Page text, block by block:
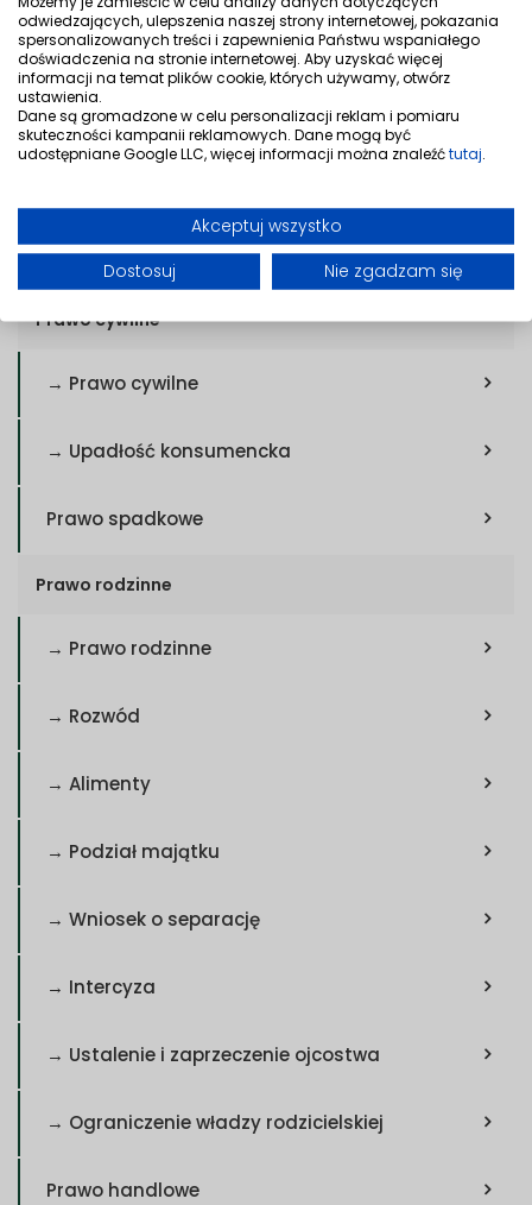
Prawo cywilne
→ Prawo cywilne
→ Upadłość konsumencka
Prawo spadkowe
Prawo rodzinne
→ Prawo rodzinne
→ Rozwód
→ Alimenty
→ Podział majątku
→ Wniosek o separację
→ Intercyza
→ Ustalenie i zaprzeczenie ojcostwa
→ Ograniczenie władzy rodzicielskiej
Prawo handlowe
jednak, żekoszt usługi adwokackiej ustalamy
indywidualnie, biorąc pod uwagę stopień skomplikowania
sprawy oraz czas poświęcony na udzielenie wyczerpującej
odpowiedzi. Więcej informacji udzielimy podczas
bezpośredniegokontaktu– zapytania można składać
odwiedzających, ulepszenia naszej strony internetowej, pokazania
spersonalizowanych treści i zapewnienia Państwu wspaniałego
doświadczenia na stronie internetowej. Aby uzyskać więcej
informacji na temat plików cookie, których używamy, otwórz
ustawienia.
Dane są gromadzone w celu personalizacji reklam i pomiaru
skuteczności kampanii reklamowych. Dane mogą być
udostępniane Google LLC, więcej informacji można znaleźćtutaj.
Akceptuj wszystko
Dostosuj
Nie zgadzam się